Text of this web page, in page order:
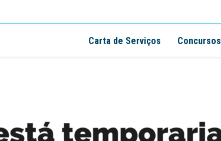
Carta de Serviços Concursos